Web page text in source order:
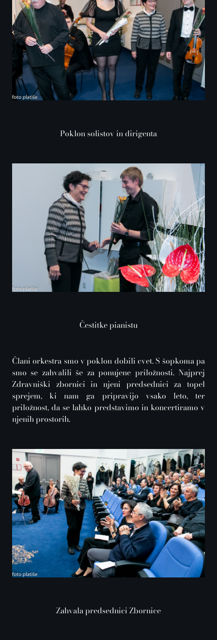
Poklon solistov in dirigenta
Čestitke pianistu
Člani orkestra smo v poklon dobili cvet. S šopkoma pa
smo se zahvalili še za ponujene priložnosti. Najprej
Zdravniški zbornici in njeni predsednici za topel
sprejem, ki nam ga pripravijo vsako leto, ter
priložnost, da se lahko predstavimo in koncertiramo v
njenih prostorih.
Zahvala predsednici Zbornice